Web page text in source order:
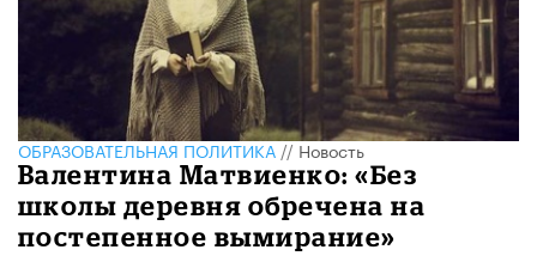
ОБРАЗОВАТЕЛЬНАЯ ПОЛИТИКА//Новость
Валентина Матвиенко: «Без
школы деревня обречена на
постепенное вымирание»